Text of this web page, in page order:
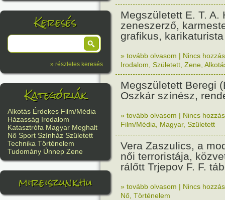
Keresés
» részletes keresés
Kategóriák
Alkotás Érdekes Film/Média
Házasság Irodalom
Katasztrófa Magyar Meghalt
Nő Sport Színház Született
Technika Történelem
Tudomány Ünnep Zene
mireiszunk.hu
Megszületett E. T. A.
zeneszerző,
grafikus,
» tovább olvasom | Nincs
Irodalom Született Zene
Megszületett Beregi
Oszkár színész,
» tovább olvasom | Nincs
Film/Média
Magyar, Született
Vera Zaszulics, a
női terroristája,
rálőtt Trjepov F. F.
» tovább olvasom | Nincs
Nő Történelem